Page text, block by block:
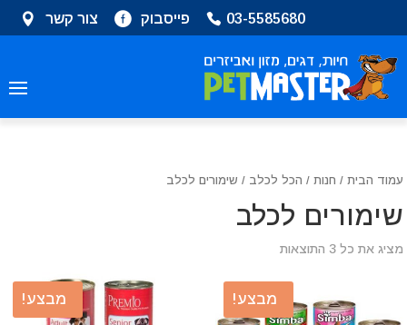
בְּאֲתָר
זֶה
מֻפְעֶלֶת
הַמְּסַיַּעַת
הָאֲתָר.
03-5585680 פייסבוק צור קשר
עמוד הבית/ חנות/ הכל לכלב / שימורים לכלב
שימורים לכלב
מציג את כל 3 התוצאות
מבצע! מבצע!